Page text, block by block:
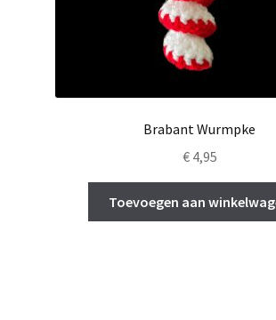
Brabant Wurmpke
€4,95
Toevoegen aan